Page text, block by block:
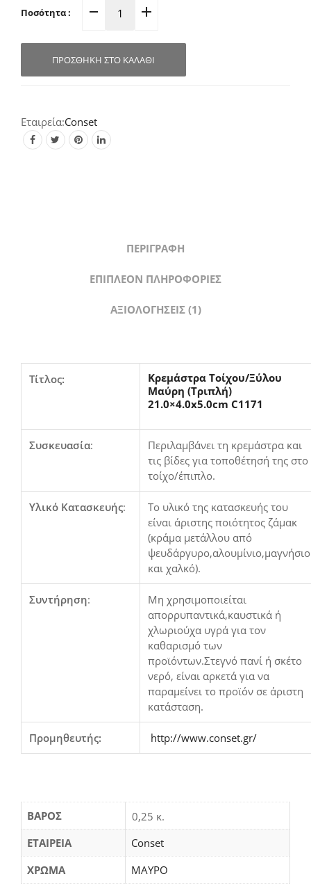
Ποσότητα :
Κρεμάστρα
Ξύλου
ΠΡΟΣΘΉΚΗ ΣΤΟ ΚΑΛΆΘΙ
Conset
ΠΕΡΙΓΡΑΦΉ
ΕΠΙΠΛΈΟΝ ΠΛΗΡΟΦΟΡΊΕΣ
ΑΞΙΟΛΟΓΉΣΕΙΣ (1)
Τίτλος:
Κρεμάστρα Τοίχου/Ξύλου
Μαύρη (Τριπλή)
21.0×4.0x5.0cm C1171
Συσκευασία:
Περιλαμβάνει τη κρεμάστρα και
τις βίδες για τοποθέτησή της στο
τοίχο/έπιπλο.
Υλικό Κατασκευής:
Το υλικό της κατασκευής του
είναι άριστης ποιότητος ζάμακ
(κράμα μετάλλου από
ψευδάργυρο,αλουμίνιο,μαγνήσιο
και χαλκό).
Συντήρηση:
Μη χρησιμοποιείται
απορρυπαντικά,καυστικά ή
χλωριούχα υγρά για τον
καθαρισμό των
προϊόντων.Στεγνό πανί ή σκέτο
νερό, είναι αρκετά για να
παραμείνει το προϊόν σε άριστη
κατάσταση.
Προμηθευτής: http://www.conset.gr/
ΒΆΡΟΣ
0,25 κ.
ΕΤΑΙΡΕΙΑ
Conset
ΧΡΩΜΑ
ΜΑΥΡΟ